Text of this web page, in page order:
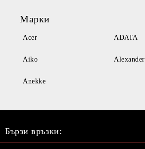
Марки
Acer ADATA
Aiko Alexander
Anekke
Бързи връзки: